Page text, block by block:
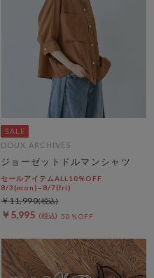
DOUX ARCHIVES
ジョーゼットドルマンシャツ
セールアイテムALL10%OFF
8/3(mon)~8/7(fri)
￥5,995 50％OFF
￥11,990